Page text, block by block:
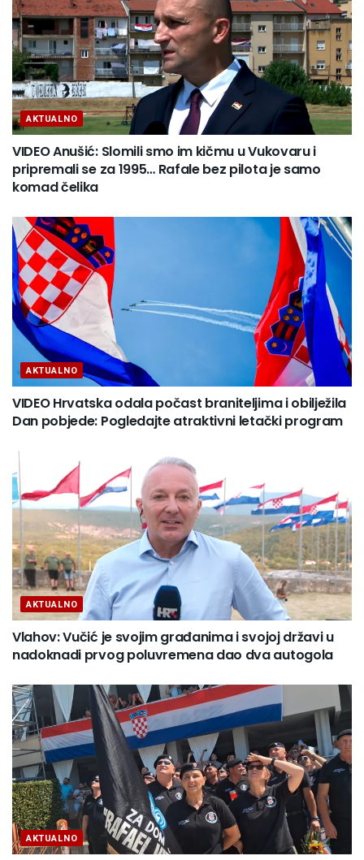
AKTUALNO
VIDEO Anušić: Slomili smo im kičmu u Vukovaru i
pripremali se za 1995… Rafale bez pilota je samo
komad čelika
AKTUALNO
VIDEO Hrvatska odala počast braniteljima i obilježila
Dan pobjede: Pogledajte atraktivni letački program
AKTUALNO
Vlahov: Vučić je svojim građanima i svojoj državi u
nadoknadi prvog poluvremena dao dva autogola
AKTUALNO